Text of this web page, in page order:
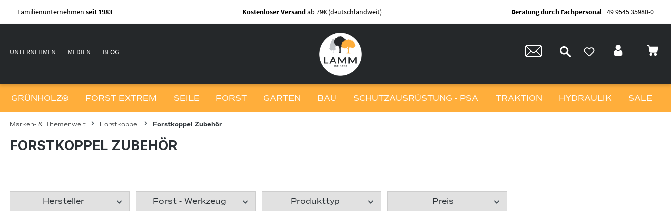
Hauptinhalt springen
Zur Suche springen
Zur Hauptnavigation springen
Familienunternehmen seit 1983 Kostenloser Versandab 79€ (deutschlandweit) Beratung durch Fachpersonal+49 9545 35980-0
UNTERNEHMEN MEDIEN BLOG
GRÜNHOLZ® FORST EXTREM SEILE FORST GARTEN BAU SCHUTZAUSRÜSTUNG - PSA TRAKTION HYDRAULIK SALE
Marken- & Themenwelt Forstkoppel Forstkoppel Zubehör
FORSTKOPPEL ZUBEHÖR
Hersteller Forst - Werkzeug Produkttyp Preis